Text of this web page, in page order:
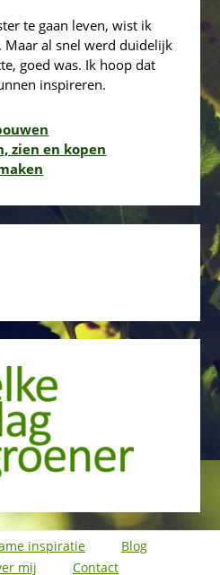
te gaan leven, wist ik
Maar al snel werd duidelijk
goed was. Ik hoop dat
inspireren.
zien en kopen
inspiratie
Blog
mij Contact